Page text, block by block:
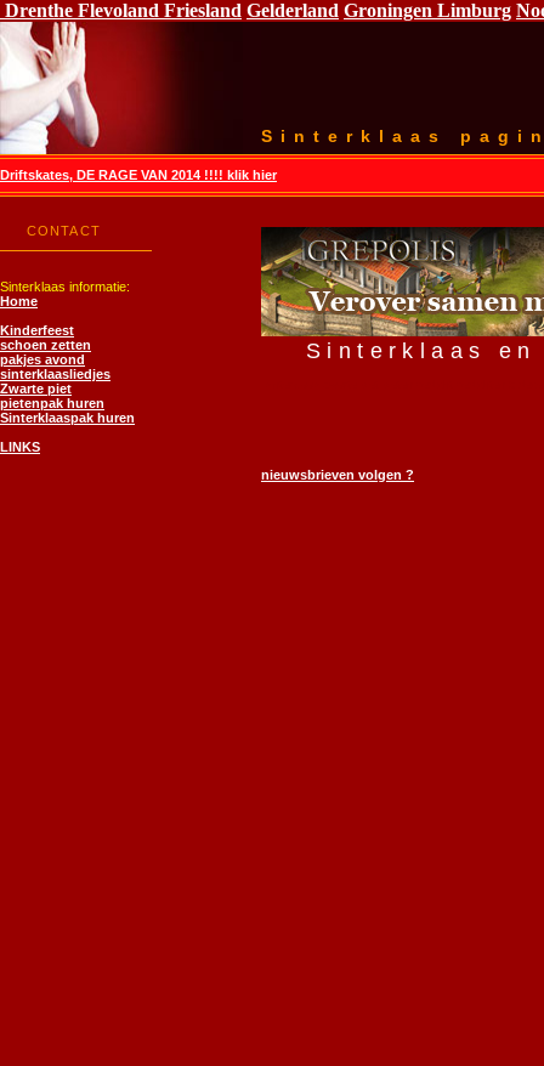
Drenthe Flevoland Friesland Gelderland Groningen Limburg
Sinterklaas
Driftskates, DE RAGE VAN 2014 !!!! klik hier
CONTACT
Sinterklaas informatie:
Home
Kinderfeest
schoen zetten
pakjes avond
sinterklaasliedjes
Zwarte piet
pietenpak huren
Sinterklaaspak huren
LINKS
Sinterklaas
nieuwsbrieven volgen ?